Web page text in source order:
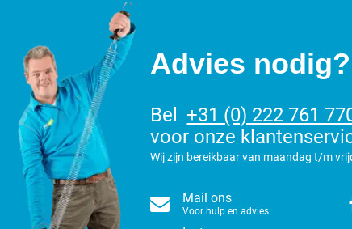
Advies nodig?
Bel
+31 (0) 222 761
voor onze
Wij zijn bereikbaar van maandag t/m
Mail ons
Voor hulp en advies